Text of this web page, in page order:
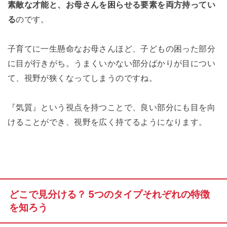
素敵な才能と、お母さんを困らせる要素を両方持ってい
るのです。
子育てに一生懸命なお母さんほど、子どもの困った部分
に目が行きがち。うまくいかない部分ばかりが目につい
て、視野が狭くなってしまうのですね。
『気質』という視点を持つことで、良い部分にも目を向
けることができ、視野を広く持てるようになります。
どこで見分ける？ 5つのタイプそれぞれの特徴
を知ろう